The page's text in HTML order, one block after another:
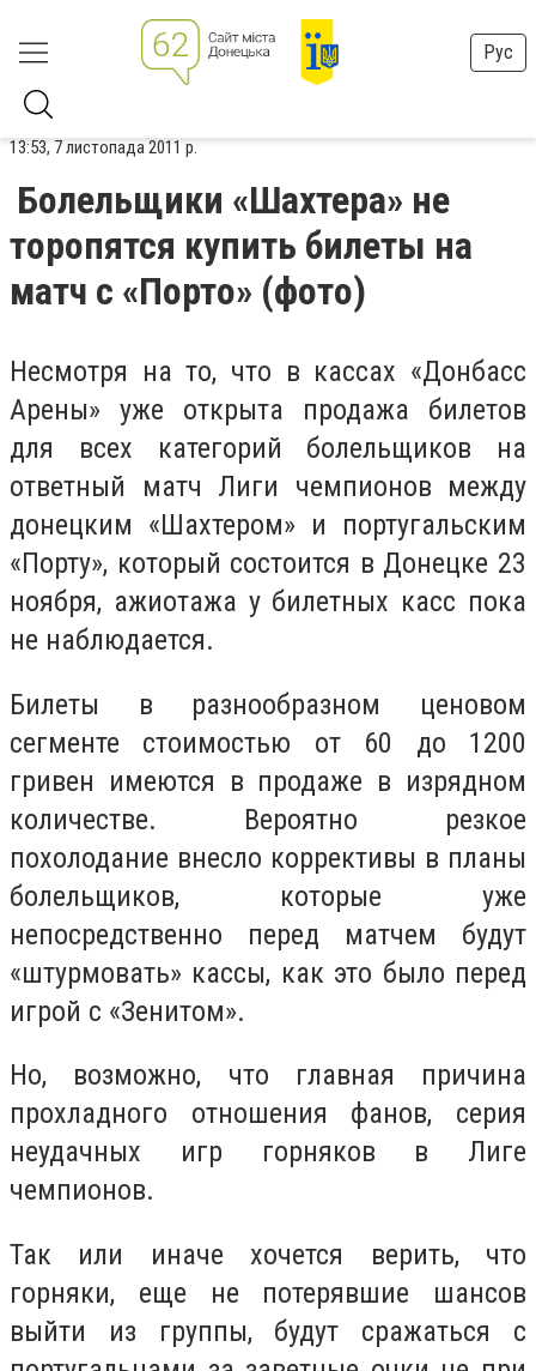
Рус
13:53, 7 листопада 2011 р.
Болельщики «Шахтера» не
торопятся купить билеты на
матч с «Порто» (фото)
Несмотря на то, что в кассах «Донбасс
Арены» уже открыта продажа билетов
для всех категорий болельщиков на
ответный матч Лиги чемпионов между
донецким «Шахтером» и португальским
«Порту», который состоится в Донецке 23
ноября, ажиотажа у билетных касс пока
не наблюдается.
Билеты в разнообразном ценовом
сегменте стоимостью от 60 до 1200
гривен имеются в продаже в изрядном
количестве. Вероятно резкое
похолодание внесло коррективы в планы
болельщиков, которые уже
непосредственно перед матчем будут
«штурмовать» кассы, как это было перед
игрой с «Зенитом».
Но, возможно, что главная причина
прохладного отношения фанов, серия
неудачных игр горняков в Лиге
чемпионов.
Так или иначе хочется верить, что
горняки, еще не потерявшие шансов
выйти из группы, будут сражаться с